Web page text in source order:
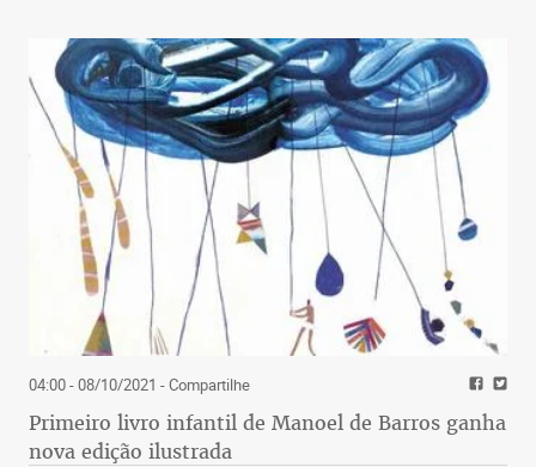
04:00 - 08/10/2021 - Compartilhe
Primeiro livro infantil de Manoel de Barros ganha
nova edição ilustrada